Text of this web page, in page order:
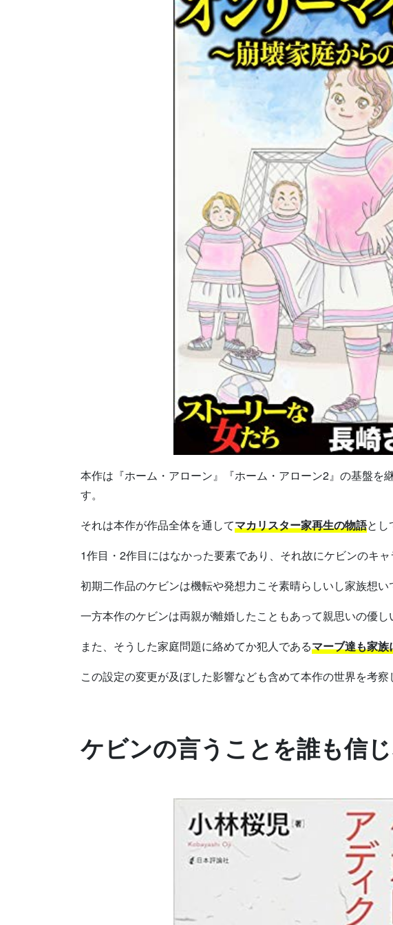
本作は『ホーム・アローン』『ホーム・アローン2』の基盤を
す。
それは本作が作品全体を通してマカリスター家再生の物語とし
1作目・2作目にはなかった要素であり、それ故にケビンのキャ
初期二作品のケビンは機転や発想力こそ素晴らしいし家族想い
一方本作のケビンは両親が離婚したこともあって親思いの優し
また、そうした家庭問題に絡めてか犯人であるマーブ達も家族
この設定の変更が及ぼした影響なども含めて本作の世界を考察
ケビンの言うことを誰も信